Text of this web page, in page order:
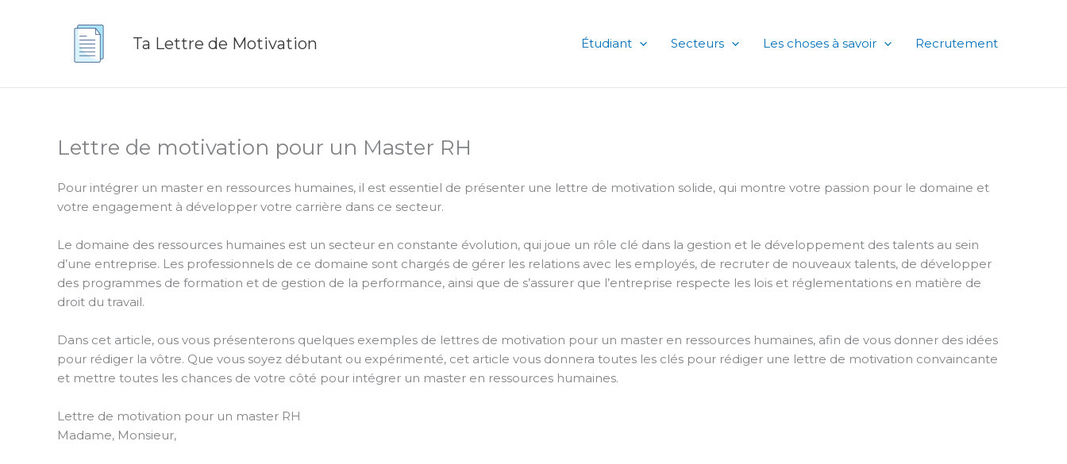
Ta Lettre de Motivation Étudiant Secteurs Les choses à savoir Recrutement
Lettre de motivation pour un Master RH
Pour intégrer un master en ressources humaines, il est essentiel de présenter une lettre de motivation solide, qui montre votre passion pour le domaine et
votre engagement à développer votre carrière dans ce secteur.
Le domaine des ressources humaines est un secteur en constante évolution, qui joue un rôle clé dans la gestion et le développement des talents au sein
d’une entreprise. Les professionnels de ce domaine sont chargés de gérer les relations avec les employés, de recruter de nouveaux talents, de développer
des programmes de formation et de gestion de la performance, ainsi que de s’assurer que l’entreprise respecte les lois et réglementations en matière de
droit du travail.
Dans cet article, ous vous présenterons quelques exemples de lettres de motivation pour un master en ressources humaines, afin de vous donner des idées
pour rédiger la vôtre. Que vous soyez débutant ou expérimenté, cet article vous donnera toutes les clés pour rédiger une lettre de motivation convaincante
et mettre toutes les chances de votre côté pour intégrer un master en ressources humaines.
Lettre de motivation pour un master RH
Madame, Monsieur,